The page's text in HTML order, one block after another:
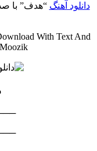
دانلود آهنگ
With Text And